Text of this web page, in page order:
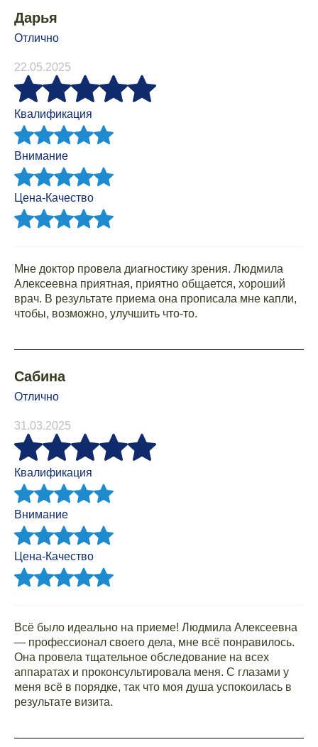
Дарья
Отлично
22.05.2025
Квалификация
Внимание
Цена-Качество
Мне доктор провела диагностику зрения. Людмила
Алексеевна приятная, приятно общается, хороший
врач. В результате приема она прописала мне капли,
чтобы, возможно, улучшить что-то.
Сабина
Отлично
31.03.2025
Квалификация
Внимание
Цена-Качество
Всё было идеально на приеме! Людмила Алексеевна
— профессионал своего дела, мне всё понравилось.
Она провела тщательное обследование на всех
аппаратах и проконсультировала меня. С глазами у
меня всё в порядке, так что моя душа успокоилась в
результате визита.